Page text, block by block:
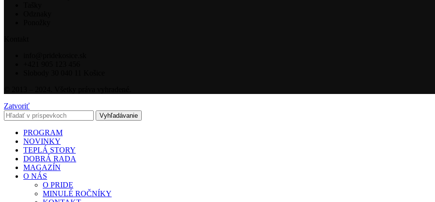
Zatvoriť
Vyhľadávanie
PROGRAM
NOVINKY
TEPLÁ STORY
DOBRÁ RADA
MAGAZÍN
O NÁS
O PRIDE
MINULÉ ROČNÍKY